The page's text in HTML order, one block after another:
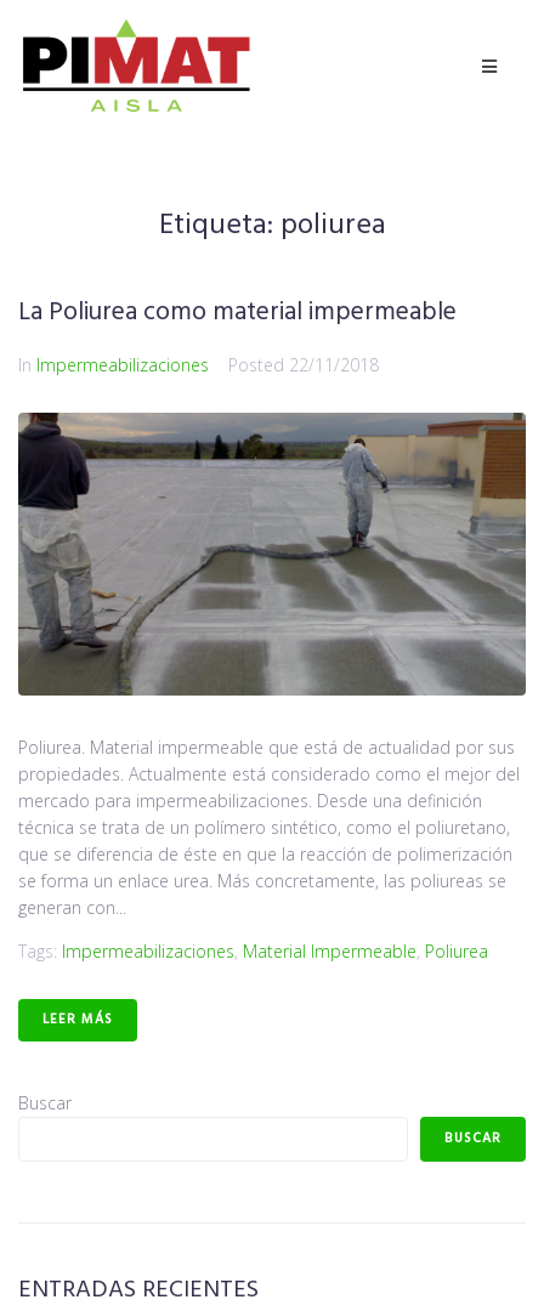
Etiqueta: poliurea
La Poliurea como material impermeable
In Impermeabilizaciones Posted 22/11/2018
Poliurea. Material impermeable que está de actualidad por sus
propiedades. Actualmente está considerado como el mejor del
mercado para impermeabilizaciones. Desde una definición
técnica se trata de un polímero sintético, como el poliuretano,
que se diferencia de éste en que la reacción de polimerización
se forma un enlace urea. Más concretamente, las poliureas se
generan con...
Tags: Impermeabilizaciones, Material Impermeable, Poliurea
LEER MÁS
Buscar
BUSCAR
ENTRADAS RECIENTES